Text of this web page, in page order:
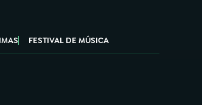
FESTIVAL DE MÚSICA